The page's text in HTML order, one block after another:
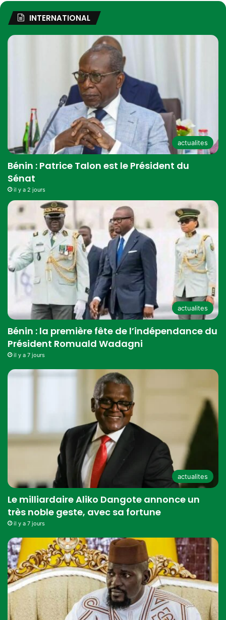
INTERNATIONAL
actualites
Bénin : Patrice Talon est le Président du
Sénat
il y a 2 jours
actualites
Bénin : la première fête de l’indépendance du
Président Romuald Wadagni
il y a 7 jours
actualites
Le milliardaire Aliko Dangote annonce un
très noble geste, avec sa fortune
il y a 7 jours